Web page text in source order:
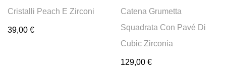
Cristalli Peach E Zirconi
39,00 €
Catena Grumetta
Squadrata Con Pavé Di
Cubic Zirconia
129,00 €